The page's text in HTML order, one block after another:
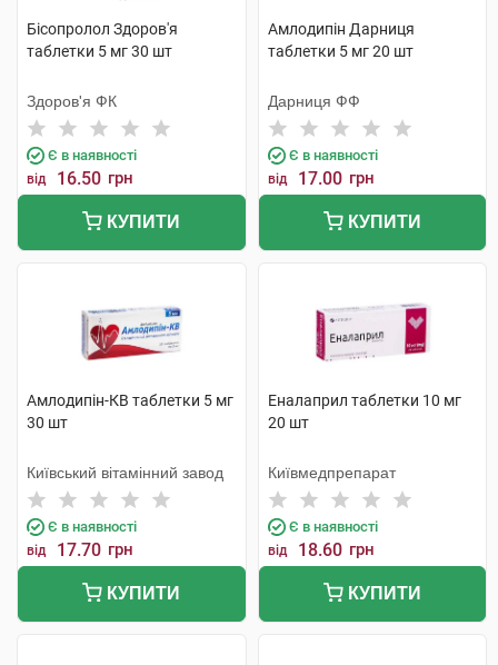
Бісопролол Здоров'я
таблетки 5 мг 30 шт
Здоров'я ФК
Є в наявності
від 16.50 грн
КУПИТИ
Амлодипін Дарниця
таблетки 5 мг 20 шт
Дарниця ФФ
Є в наявності
від 17.00 грн
КУПИТИ
Амлодипін-КВ таблетки 5 мг
30 шт
Київський вітамінний завод
Є в наявності
від 17.70 грн
КУПИТИ
Еналаприл таблетки 10 мг
20 шт
Київмедпрепарат
Є в наявності
від 18.60 грн
КУПИТИ